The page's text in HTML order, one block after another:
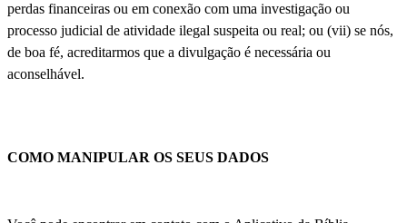
perdas financeiras ou em conexão com uma investigação ou
processo judicial de atividade ilegal suspeita ou real; ou (vii) se nós,
de boa fé, acreditarmos que a divulgação é necessária ou
aconselhável.
COMO MANIPULAR OS SEUS DADOS